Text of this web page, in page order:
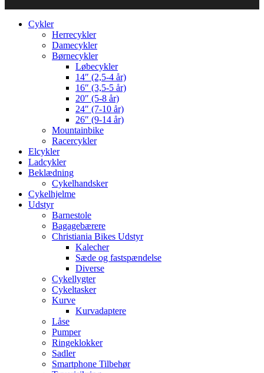
Cykler
Herrecykler
Damecykler
Børnecykler
Løbecykler
14″ (2,5-4 år)
16″ (3,5-5 år)
20″ (5-8 år)
24″ (7-10 år)
26″ (9-14 år)
Mountainbike
Racercykler
Elcykler
Ladcykler
Beklædning
Cykelhandsker
Cykelhjelme
Udstyr
Barnestole
Bagagebærere
Christiania Bikes Udstyr
Kalecher
Sæde og fastspændelse
Diverse
Cykellygter
Cykeltasker
Kurve
Kurvadaptere
Låse
Pumper
Ringeklokker
Sadler
Smartphone Tilbehør